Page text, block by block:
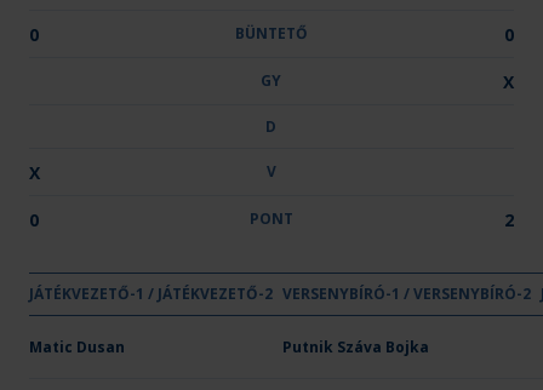
0 BÜNTETŐ 0
GY X
D
X V
0 PONT 2
Csapat neve
VÉGEREDMÉNY FÉLIDŐ BÜNTETŐ GY D
Gézengúz UKC 1 19 11
JÁTÉKVEZETŐ-1 / JÁTÉKVEZETŐ-2 VERSENYBÍRÓ-1 / VERSENYBÍRÓ-2
Matic Dusan Putnik Száva Bojka